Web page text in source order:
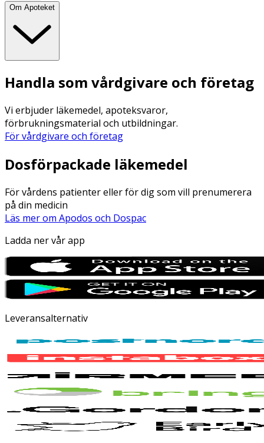
Om Apoteket
Handla som vårdgivare och företag
Vi erbjuder läkemedel, apoteksvaror,
förbrukningsmaterial och utbildningar.
För vårdgivare och företag
Dosförpackade läkemedel
För vårdens patienter eller för dig som vill prenumerera
på din medicin
Läs mer om Apodos och Dospac
Ladda ner vår app
Leveransalternativ